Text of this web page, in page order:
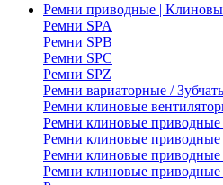
Ремни приводные |
Ремни SPA
Ремни SPB
Ремни SPC
Ремни SPZ
Ремни вариаторные /
Ремни клиновые
Ремни клиновые
Ремни клиновые
Ремни клиновые
Ремни клиновые